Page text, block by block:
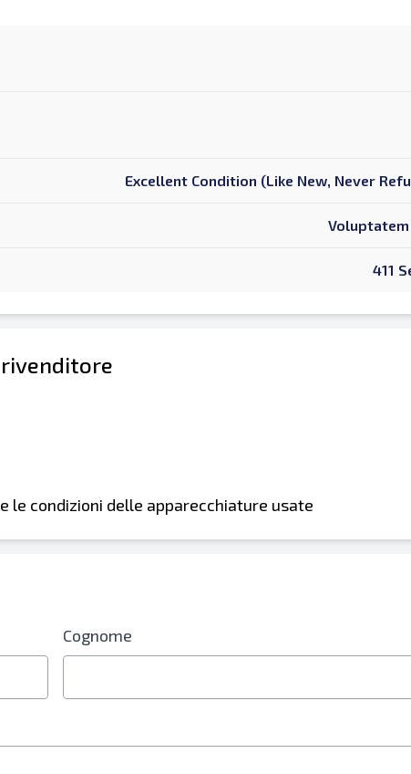
Excellent Condition (Like New, Never
411
condizioni delle apparecchiature usate
Cognome